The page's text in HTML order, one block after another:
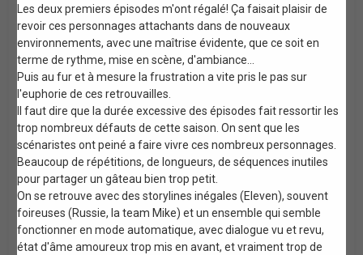
Les deux premiers épisodes m'ont régalé! Ça faisait plaisir de
revoir ces personnages attachants dans de nouveaux
environnements, avec une maîtrise évidente, que ce soit en
terme de rythme, mise en scène, d'ambiance...
Puis au fur et à mesure la frustration a vite pris le pas sur
l'euphorie de ces retrouvailles.
Il faut dire que la durée excessive des épisodes fait ressortir les
trop nombreux défauts de cette saison. On sent que les
scénaristes ont peiné a faire vivre ces nombreux personnages.
Beaucoup de répétitions, de longueurs, de séquences inutiles
pour partager un gâteau bien trop petit.
On se retrouve avec des storylines inégales (Eleven), souvent
foireuses (Russie, la team Mike) et un ensemble qui semble
fonctionner en mode automatique, avec dialogue vu et revu,
état d'âme amoureux trop mis en avant, et vraiment trop de